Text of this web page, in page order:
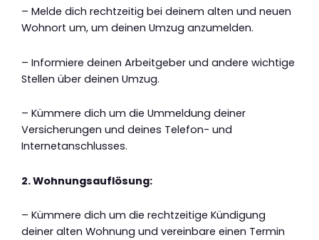
– Melde dich rechtzeitig bei deinem alten und neuen
Wohnort um, um deinen Umzug anzumelden.
– Informiere deinen Arbeitgeber und andere wichtige
Stellen über deinen Umzug.
– Kümmere dich um die Ummeldung deiner
Versicherungen und deines Telefon- und
Internetanschlusses.
2. Wohnungsauflösung:
– Kümmere dich um die rechtzeitige Kündigung
deiner alten Wohnung und vereinbare einen Termin